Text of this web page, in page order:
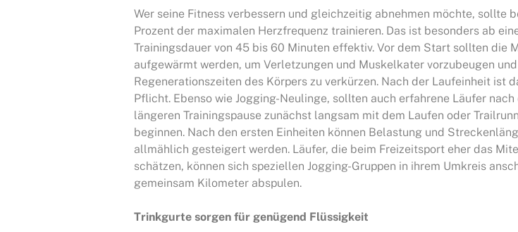
Wer seine Fitness verbessern und gleichzeitig abnehmen möchte, sollte
Prozent der maximalen Herzfrequenz trainieren. Das ist besonders ab
Trainingsdauer von 45 bis 60 Minuten effektiv. Vor dem Start sollten die
aufgewärmt werden, um Verletzungen und Muskelkater vorzubeugen
Regenerationszeiten des Körpers zu verkürzen. Nach der Laufeinheit ist
Pflicht. Ebenso wie Jogging-Neulinge, sollten auch erfahrene Läufer nach
längeren Trainingspause zunächst langsam mit dem Laufen oder
beginnen. Nach den ersten Einheiten können Belastung und
allmählich gesteigert werden. Läufer, die beim Freizeitsport eher das
schätzen, können sich speziellen Jogging-Gruppen in ihrem Umkreis
gemeinsam Kilometer abspulen.
Trinkgurte sorgen für genügend Flüssigkeit